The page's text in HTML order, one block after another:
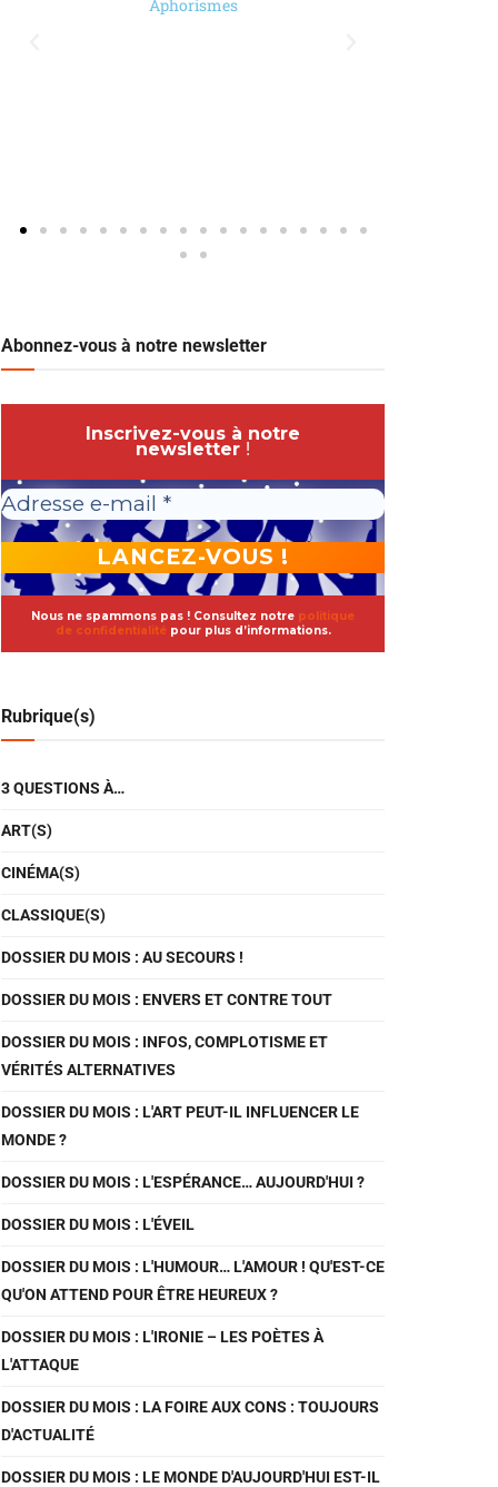
Paul Ricoeur
Abonnez-vous à notre newsletter
Inscrivez-vous à notre
newsletter !
Nous ne spammons pas ! Consultez notre politique
de confidentialité pour plus d’informations.
Rubrique(s)
3 QUESTIONS À…
ART(S)
CINÉMA(S)
CLASSIQUE(S)
DOSSIER DU MOIS : AU SECOURS !
DOSSIER DU MOIS : ENVERS ET CONTRE TOUT
DOSSIER DU MOIS : INFOS, COMPLOTISME ET
VÉRITÉS ALTERNATIVES
DOSSIER DU MOIS : L'ART PEUT-IL INFLUENCER LE
MONDE ?
DOSSIER DU MOIS : L'ESPÉRANCE… AUJOURD'HUI ?
DOSSIER DU MOIS : L'ÉVEIL
DOSSIER DU MOIS : L'HUMOUR… L'AMOUR ! QU'EST-CE
QU'ON ATTEND POUR ÊTRE HEUREUX ?
DOSSIER DU MOIS : L'IRONIE – LES POÈTES À
L'ATTAQUE
DOSSIER DU MOIS : LA FOIRE AUX CONS : TOUJOURS
D'ACTUALITÉ
DOSSIER DU MOIS : LE MONDE D'AUJOURD'HUI EST-IL